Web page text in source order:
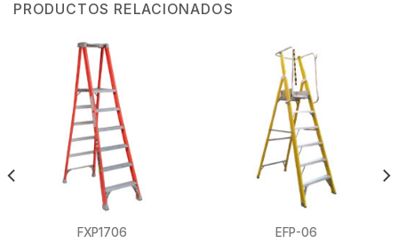
PRODUCTOS RELACIONADOS
FXP1706
EFP-06